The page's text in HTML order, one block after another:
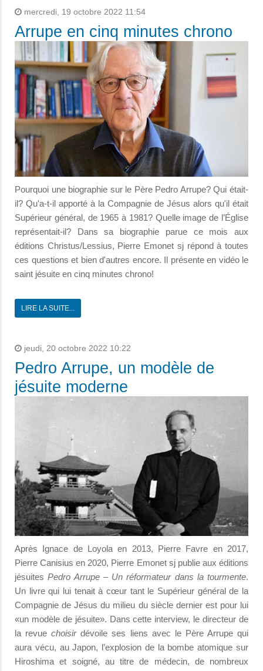
mercredi, 19 octobre 2022 11:54
Arrupe en cinq minutes chrono
Pourquoi une biographie sur le Père Pedro Arrupe? Qui était-
il? Qu'a-t-il apporté à la Compagnie de Jésus alors qu'il était
Supérieur général, de 1965 à 1981? Quelle image de l’Église
représentait-il? Dans sa biographie parue ce mois aux
éditions Christus/Lessius, Pierre Emonet sj répond à toutes
ces questions et bien d'autres encore. Il présente en vidéo le
saint jésuite en cinq minutes chrono!
LIRE LA SUITE...
jeudi, 20 octobre 2022 10:22
Pedro Arrupe, un modèle de
jésuite moderne
Après Ignace de Loyola en 2013, Pierre Favre en 2017,
Pierre Canisius en 2020, Pierre Emonet sj publie aux éditions
jésuitesPedro Arrupe – Un réformateur dans la tourmente.
Un livre qui lui tenait à cœur tant le Supérieur général de la
Compagnie de Jésus du milieu du siècle dernier est pour lui
«un modèle de jésuite». Dans cette interview, le directeur de
la revuechoisirdévoile ses liens avec le Père Arrupe qui
aura vécu, au Japon, l’explosion de la bombe atomique sur
Hiroshima et soigné, au titre de médecin, de nombreux